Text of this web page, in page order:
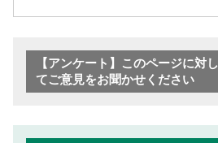
【アンケート】このページに対し
てご意見をお聞かせください